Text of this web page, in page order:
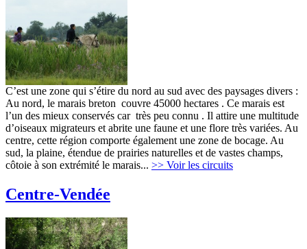
C’est une zone qui s’étire du nord au sud avec des paysages divers :
Au nord, le marais breton couvre 45000 hectares . Ce marais est
l’un des mieux conservés car très peu connu . Il attire une multitude
d’oiseaux migrateurs et abrite une faune et une flore très variées. Au
centre, cette région comporte également une zone de bocage. Au
sud, la plaine, étendue de prairies naturelles et de vastes champs,
côtoie à son extrémité le marais... >> Voir les circuits
Centre-Vendée